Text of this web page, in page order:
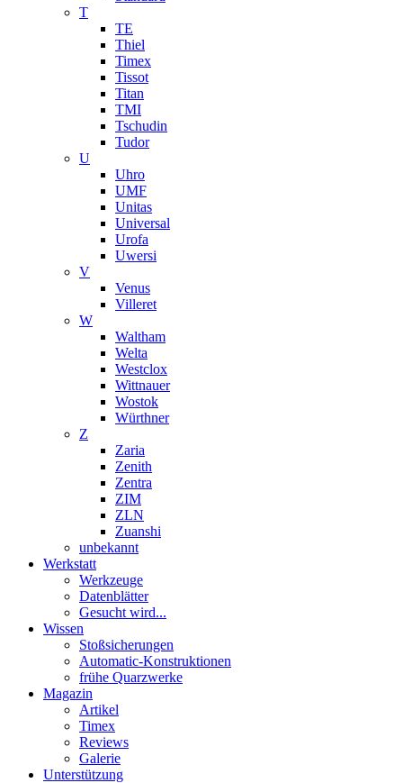
T
TE
Thiel
Timex
Tissot
Titan
TMI
Tschudin
Tudor
U
Uhro
UMF
Unitas
Universal
Urofa
Uwersi
V
Venus
Villeret
W
Waltham
Welta
Westclox
Wittnauer
Wostok
Würthner
Z
Zaria
Zenith
Zentra
ZIM
ZLN
Zuanshi
unbekannt
Werkstatt
Werkzeuge
Datenblätter
Gesucht wird...
Wissen
Stoßsicherungen
Automatic-Konstruktionen
frühe Quarzwerke
Magazin
Artikel
Timex
Reviews
Galerie
Unterstützung